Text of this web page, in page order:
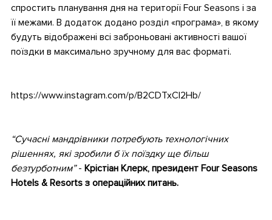
спростить планування дня на території Four Seasons і за
її межами. В додаток додано розділ «програма», в якому
будуть відображені всі заброньовані активності вашої
поїздки в максимально зручному для вас форматі.
https://www.instagram.com/p/B2CDTxCl2Hb/
“Сучасні мандрівники потребують технологічних
рішеннях, які зробили б їх поїздку ще більш
безтурботним”- Крістіан Клерк, президент Four Seasons
Hotels & Resorts з операційних питань.